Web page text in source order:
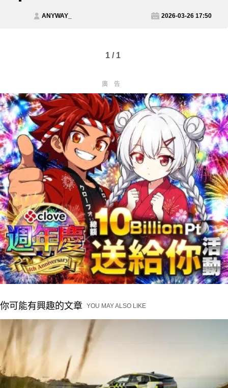
ANYWAY_ 2026-03-26 17:50
1 / 1
廣告
你可能有興趣的文章 YOU MAY ALSO LIKE